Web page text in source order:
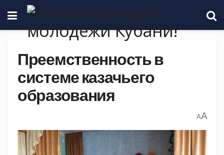
Преемственность в
системе казачьего
образования
AA